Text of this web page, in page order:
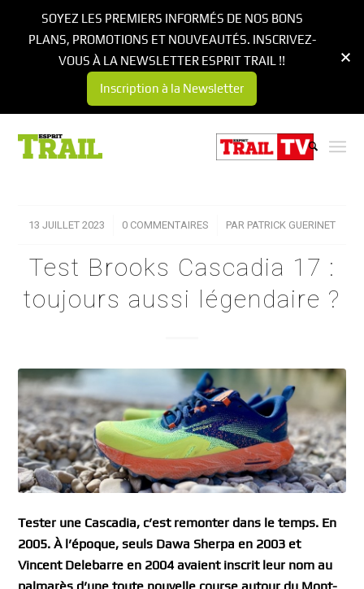
13 JUILLET 2023
/ 0 COMMENTAIRES
/ PAR PATRICK GUERINET
Test Brooks Cascadia 17 :
toujours aussi légendaire ?
Tester une Cascadia, c’est remonter dans le temps. En
2005. À l’époque, seuls Dawa Sherpa en 2003 et
Vincent Delebarre en 2004 avaient inscrit leur nom au
SOYEZ LES PREMIERS INFORMÉS DE NOS BONS
PLANS, PROMOTIONS ET NOUVEAUTÉS. INSCRIVEZ-
VOUS À LA NEWSLETTER ESPRIT TRAIL !!
Inscription à la Newsletter